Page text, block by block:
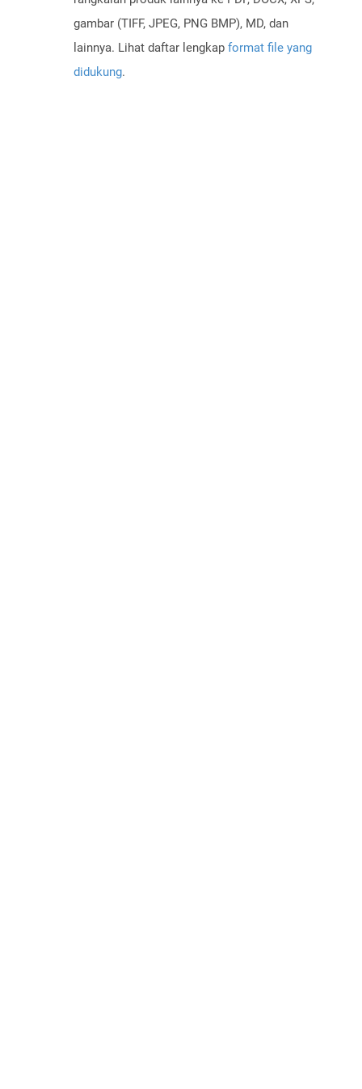
gambar (TIFF, JPEG, PNG BMP), MD, dan
lainnya. Lihat daftar lengkap format file yang
didukung.